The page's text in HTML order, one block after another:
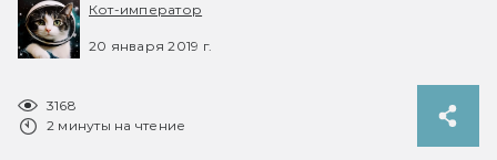
Кот-император
20 января 2019 г.
3168
2 минуты на чтение